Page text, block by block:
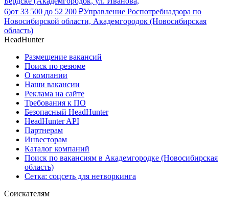
6)от 33 500 до 52 200 ₽Управление Роспотребнадзора по
Новосибирской области, Академгородок (Новосибирская
область)
HeadHunter
Размещение вакансий
Поиск по резюме
О компании
Наши вакансии
Реклама на сайте
Требования к ПО
Безопасный HeadHunter
HeadHunter API
Партнерам
Инвесторам
Каталог компаний
Поиск по вакансиям в Академгородке (Новосибирская
область)
Сетка: соцсеть для нетворкинга
Соискателям